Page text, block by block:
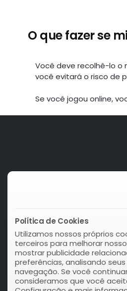
O que fazer se
Você deve recolhê-lo o
você evitará o risco de
Se você jogou online,
Check result
Política de Cookies
Utilizamos nossos próprios
terceiros para melhorar
mostrar publicidade
preferências, analisando
navegação. Se você
consideramos que você